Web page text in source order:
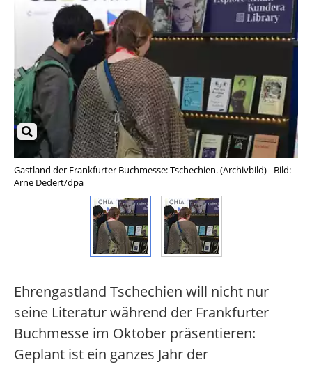
Gastland der Frankfurter Buchmesse: Tschechien. (Archivbild) - Bild:
Arne Dedert/dpa
Ehrengastland Tschechien will nicht nur
seine Literatur während der Frankfurter
Buchmesse im Oktober präsentieren:
Geplant ist ein ganzes Jahr der